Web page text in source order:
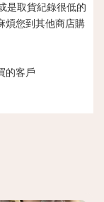
是取貨紀錄很低的
煩您到其他商店購
的客戶